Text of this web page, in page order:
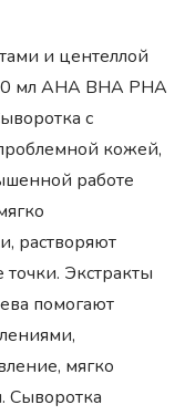
и центеллой
мл AHA BHA PHA
с
кожей,
работе
растворяют
Экстракты
помогают
мягко
Сыворотка